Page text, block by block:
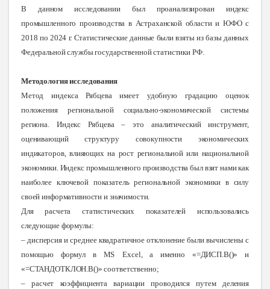
В данном исследовании был проанализирован индекс
промышленного производства в Астраханской области и ЮФО с
2018 по 2024 г. Статистические данные были взяты из базы данных
Федеральной службы государственной статистики РФ.
Методология исследования
Метод индекса Рябцева имеет удобную градацию оценок
положения региональной социально-экономической системы
региона. Индекс Рябцева – это аналитический инструмент,
оценивающий структуру совокупности экономических
индикаторов, влияющих на рост региональной или национальной
экономики. Индекс промышленного производства был взят нами как
наиболее ключевой показатель региональной экономики в силу
своей информативности и значимости.
Для расчета статистических показателей использовались
следующие формулы:
– дисперсия и среднее квадратичное отклонение были вычислены с
помощью формул в MS Excel, а именно «=ДИСП.В()» и
«=СТАНДОТКЛОН.В()» соответственно;
– расчет коэффициента вариации проводился путем деления